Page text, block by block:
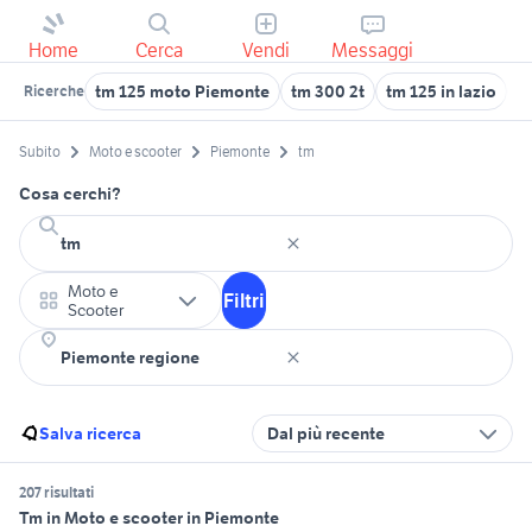
Home Cerca Vendi Messaggi
Ricerche tm 125 moto Piemonte tm 300 2t tm 125 in lazio
Subito Moto e scooter Piemonte tm
Cosa cerchi?
Moto e
Scooter
Filtri
Salva ricerca Dal più recente
207 risultati
Tm in Moto e scooter in Piemonte